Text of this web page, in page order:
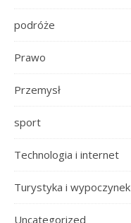
podróże
Prawo
Przemysł
sport
Technologia i internet
Turystyka i wypoczynek
Uncategorized